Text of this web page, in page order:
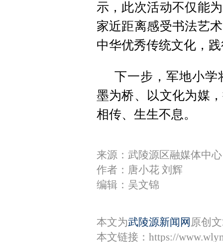
示，此次活动不仅能
家近距离感受书法艺
中华优秀传统文化，
下一步，军地小学
墨为桥、以文化为媒
相传、生生不息。
来源：武陵源区融媒体中心
作者：唐小花 刘辉
编辑：吴文锦
本文为武陵源新闻网 原创
本文链接： https://